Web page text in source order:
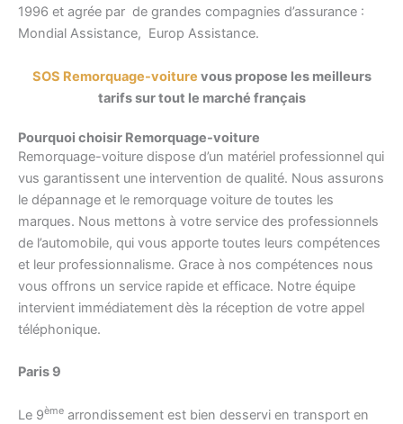
1996 et agrée par de grandes compagnies d’assurance :
Mondial Assistance, Europ Assistance.
SOS Remorquage-voiture vous propose les meilleurs
tarifs sur tout le marché français
Pourquoi choisir Remorquage-voiture
Remorquage-voiture dispose d’un matériel professionnel qui
vus garantissent une intervention de qualité. Nous assurons
le dépannage et le remorquage voiture de toutes les
marques. Nous mettons à votre service des professionnels
de l’automobile, qui vous apporte toutes leurs compétences
et leur professionnalisme. Grace à nos compétences nous
vous offrons un service rapide et efficace. Notre équipe
intervient immédiatement dès la réception de votre appel
téléphonique.
Paris 9
Le 9ème arrondissement est bien desservi en transport en